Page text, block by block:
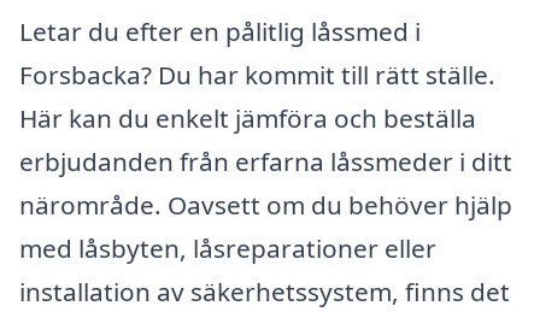
Letar du efter en pålitlig låssmed i
Forsbacka? Du har kommit till rätt ställe.
Här kan du enkelt jämföra och beställa
erbjudanden från erfarna låssmeder i ditt
närområde. Oavsett om du behöver hjälp
med låsbyten, låsreparationer eller
installation av säkerhetssystem, finns det